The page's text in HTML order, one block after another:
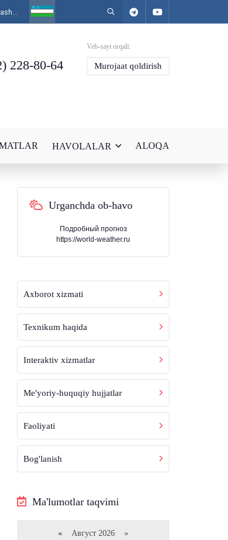
228-80-64
Veb-sayt orqali:
Murojaat qoldirish
HAVOLALAR ALOQA
Urganchda ob-havo
Подробный прогноз
https://world-weather.ru
Axborot xizmati
Texnikum haqida
Interaktiv xizmatlar
Me'yoriy-huquqiy hujjatlar
Faoliyati
Bog'lanish
Ma'lumotlar taqvimi
« Август 2026 »